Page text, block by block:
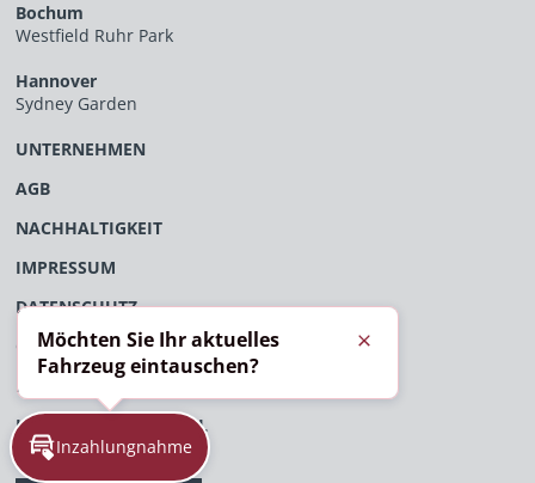
Bochum
Westfield Ruhr Park
Hannover
Sydney Garden
UNTERNEHMEN
AGB
NACHHALTIGKEIT
IMPRESSUM
DATENSCHUTZ
ÖFFENTLICHES VERFAHRENSVERZEICHNIS
EU-DATENVERORDNUNG
HINWEISGEBERPORTAL
Inzahlungnahme
Möchten Sie Ihr aktuelles
Fahrzeug eintauschen?
Schließen